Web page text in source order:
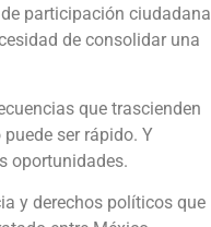
participación ciudadana
de consolidar una
que trascienden
ser rápido. Y
oportunidades.
y derechos políticos que